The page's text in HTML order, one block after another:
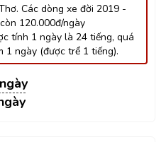
Các dòng xe đời 2019 -
120.000đ/ngày
tính 1 ngày là 24 tiếng, quá
1 ngày (được trể 1 tiếng).